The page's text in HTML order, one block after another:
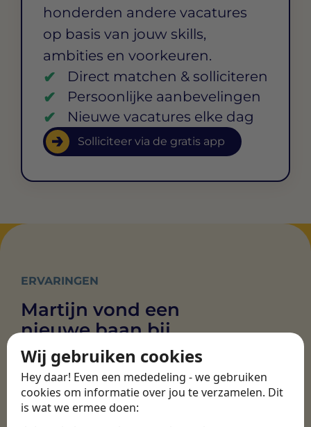
Wij gebruiken cookies
Hey daar! Even een mededeling - we gebruiken
cookies om informatie over jou te verzamelen. Dit
is wat we ermee doen:
honderden andere vacatures
op basis van jouw skills,
ambities en voorkeuren.
Direct matchen & solliciteren
Persoonlijke aanbevelingen
Nieuwe vacatures elke dag
Solliciteer via de gratis app
ERVARINGEN
Martijn vond een
nieuwe baan bij
CBEE
Door Swipe4Work heb ik op een hele
makkelijke, laagdrempelige manier eigenlijk